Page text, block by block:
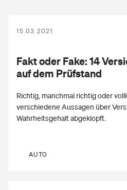
Fakt oder Fake: 14
auf dem Prüfstand
15.03.2021
Richtig, manchmal richtig oder
verschiedene Aussagen über
Wahrheitsgehalt abgeklopft.
AUTO